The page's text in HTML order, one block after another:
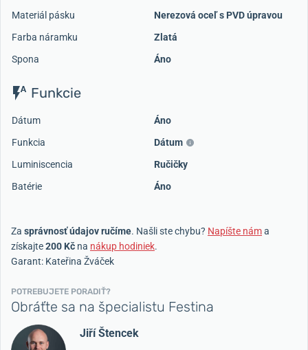
Materiál pásku
Nerezová oceľ s PVD úpravou
Farba náramku
Zlatá
Spona
Áno
Funkcie
Dátum
Áno
Funkcia
Dátum
Luminiscencia
Ručičky
Batérie
Áno
Za správnosť údajov ručíme. Našli ste chybu? Napíšte náma
získajte200 Kč na nákup hodiniek.
Garant: Kateřina Žváček
POTREBUJETE PORADIŤ?
Obráťte sa na špecialistu Festina
Jiří Štencek